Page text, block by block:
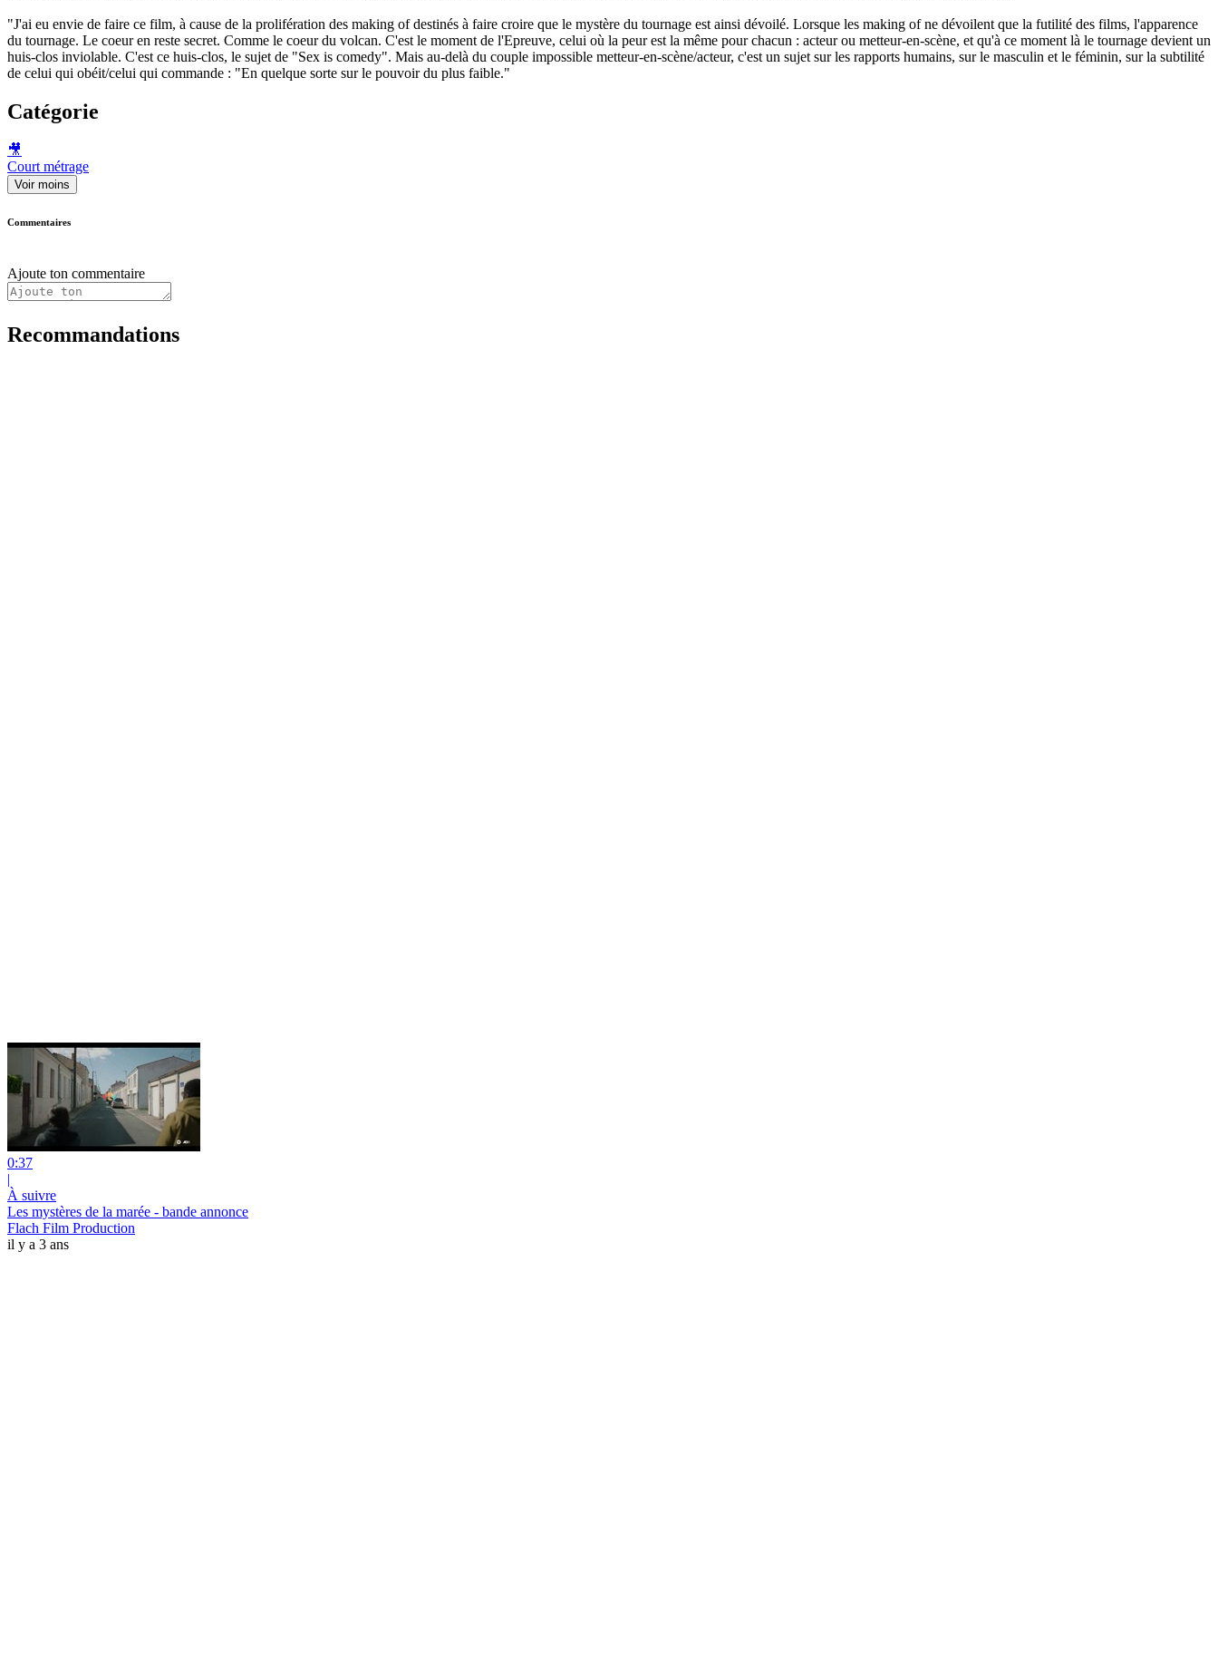
"J'ai eu envie de faire ce film, à cause de la prolifération des making of destinés à faire croire que le mystère du tournage est ainsi dévoilé. Lorsque les making of ne dévoilent que la futilité des films, l'apparence
du tournage. Le coeur en reste secret. Comme le coeur du volcan. C'est le moment de l'Epreuve, celui où la peur est la même pour chacun : acteur ou metteur-en-scène, et qu'à ce moment là le tournage devient un
huis-clos inviolable. C'est ce huis-clos, le sujet de "Sex is comedy". Mais au-delà du couple impossible metteur-en-scène/acteur, c'est un sujet sur les rapports humains, sur le masculin et le féminin, sur la subtilité
de celui qui obéit/celui qui commande : "En quelque sorte sur le pouvoir du plus faible."
Catégorie
🎥
Court métrage
Voir moins
Commentaires
Ajoute ton commentaire
Recommandations
0:37
|
À suivre
Les mystères de la marée - bande annonce
Flach Film Production
il y a 3 ans